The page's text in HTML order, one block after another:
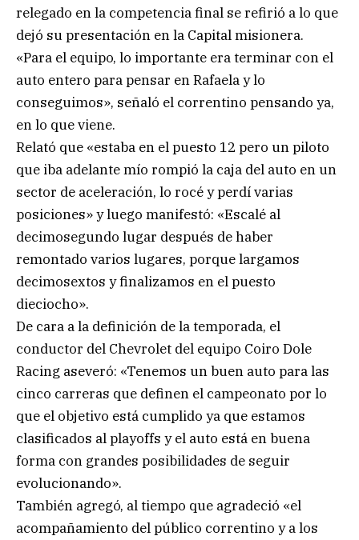
relegado en la competencia final se refirió a lo que
dejó su presentación en la Capital misionera.
«Para el equipo, lo importante era terminar con el
auto entero para pensar en Rafaela y lo
conseguimos», señaló el correntino pensando ya,
en lo que viene.
Relató que «estaba en el puesto 12 pero un piloto
que iba adelante mío rompió la caja del auto en un
sector de aceleración, lo rocé y perdí varias
posiciones» y luego manifestó: «Escalé al
decimosegundo lugar después de haber
remontado varios lugares, porque largamos
decimosextos y finalizamos en el puesto
dieciocho».
De cara a la definición de la temporada, el
conductor del Chevrolet del equipo Coiro Dole
Racing aseveró: «Tenemos un buen auto para las
cinco carreras que definen el campeonato por lo
que el objetivo está cumplido ya que estamos
clasificados al playoffs y el auto está en buena
forma con grandes posibilidades de seguir
evolucionando».
También agregó, al tiempo que agradeció «el
acompañamiento del público correntino y a los